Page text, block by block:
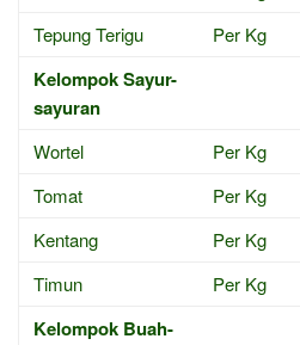
Tepung Terigu
Per Kg
Kelompok Sayur-
sayuran
Wortel Per Kg
Tomat
Per Kg
Kentang Per Kg
Timun
Per Kg
Kelompok Buah-